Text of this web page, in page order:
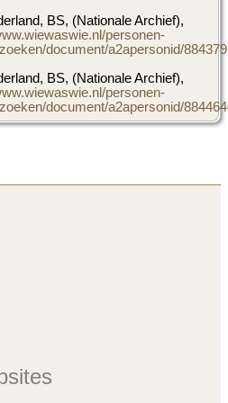
BS, (Nationale Archief),
personen-
document/a2apersonid/
BS, (Nationale Archief),
personen-
document/a2apersonid/